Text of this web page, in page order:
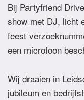
Bij Partyfriend
show met DJ, licht
feest
een microfoon
Wij draaien in
jubileum en